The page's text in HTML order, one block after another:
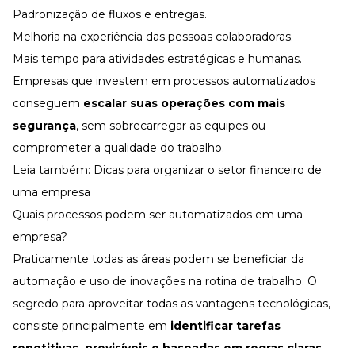
Padronização de fluxos e entregas.
Melhoria na experiência das pessoas colaboradoras.
Mais tempo para atividades estratégicas e humanas.
Empresas que investem em processos automatizados
conseguem escalar suas operações com mais
segurança, sem sobrecarregar as equipes ou
comprometer a qualidade do trabalho.
Leia também: Dicas para organizar o setor financeiro de
uma empresa
Quais processos podem ser automatizados em uma
empresa?
Praticamente todas as áreas podem se beneficiar da
automação e uso de inovações na rotina de trabalho. O
segredo para aproveitar todas as vantagens tecnológicas,
consiste principalmente em identificar tarefas